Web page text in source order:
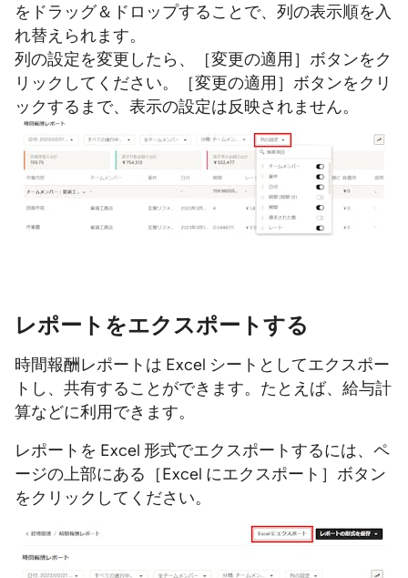
をドラッグ＆ドロップすることで、列の表示順を入
れ替えられます。
列の設定を変更したら、［変更の適用］ボタンをク
リックしてください。［変更の適用］ボタンをクリ
ックするまで、表示の設定は反映されません。
レポートをエクスポートする
時間報酬レポートは Excel シートとしてエクスポー
トし、共有することができます。たとえば、給与計
算などに利用できます。
レポートを Excel 形式でエクスポートするには、ペ
ージの上部にある［Excel にエクスポート］ボタン
をクリックしてください。